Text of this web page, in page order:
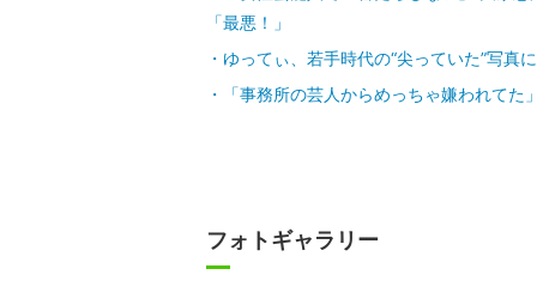
「最悪！」
ゆってぃ、若手時代の“尖っていた”写真
「事務所の芸人からめっちゃ嫌われて
フォトギャラリー